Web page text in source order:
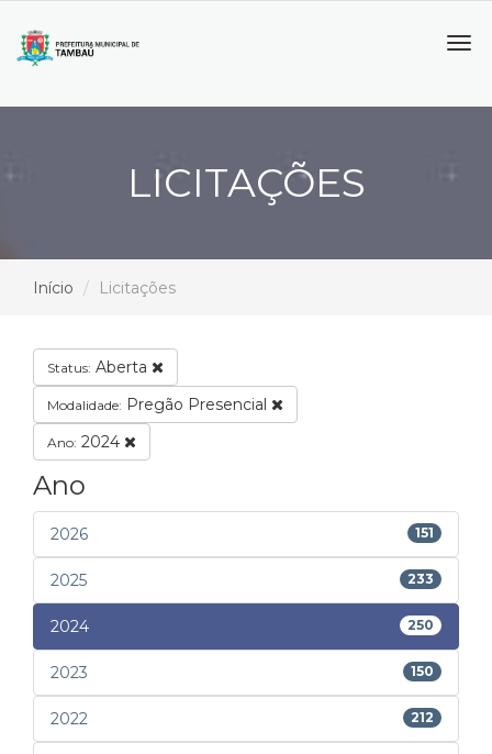
LICITAÇÕES
Início Licitações
Status: Aberta
Modalidade: Pregão Presencial
Ano: 2024
Ano
2026 151
2025 233
2024 250
2023 150
2022 212